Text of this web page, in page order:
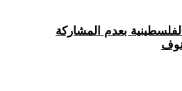
بعدم المشاركة